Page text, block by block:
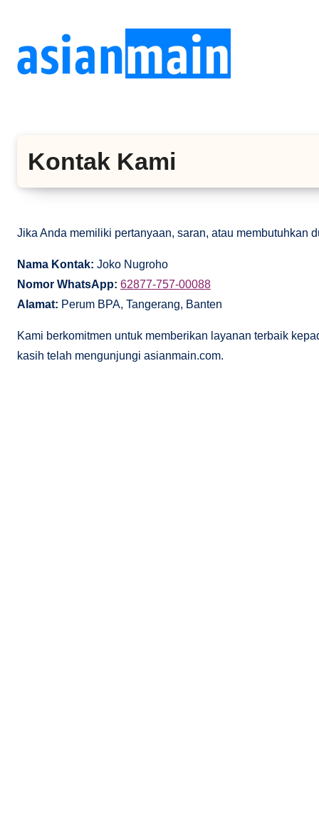
konten
Kontak Kami
Jika Anda memiliki pertanyaan, saran, atau membutuhkan
Nama Kontak: Joko Nugroho
Nomor WhatsApp: 62877-757-00088
Alamat: Perum BPA, Tangerang, Banten
Kami berkomitmen untuk memberikan layanan terbaik
kasih telah mengunjungi asianmain.com.